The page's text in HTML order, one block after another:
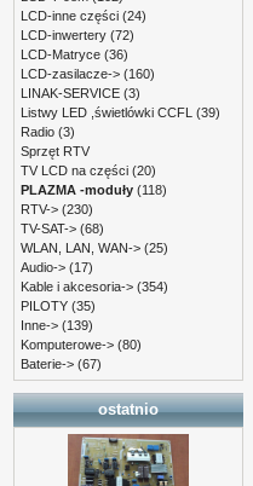
LCD-inne części (24)
LCD-inwertery (72)
LCD-Matryce (36)
LCD-zasilacze-> (160)
LINAK-SERVICE (3)
Listwy LED ,świetlówki CCFL
(39)
Radio (3)
Sprzęt RTV
TV LCD na części (20)
PLAZMA -moduły (118)
RTV-> (230)
TV-SAT-> (68)
WLAN, LAN, WAN-> (25)
Audio-> (17)
Kable i akcesoria-> (354)
PILOTY (35)
Inne-> (139)
Komputerowe-> (80)
Baterie-> (67)
ostatnio